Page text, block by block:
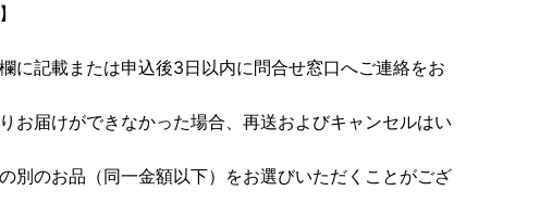
に記載または申込後3日以内に問合せ窓口へご連絡をお
お届けができなかった場合、再送およびキャンセルはい
別のお品（同一金額以下）をお選びいただくことがござ